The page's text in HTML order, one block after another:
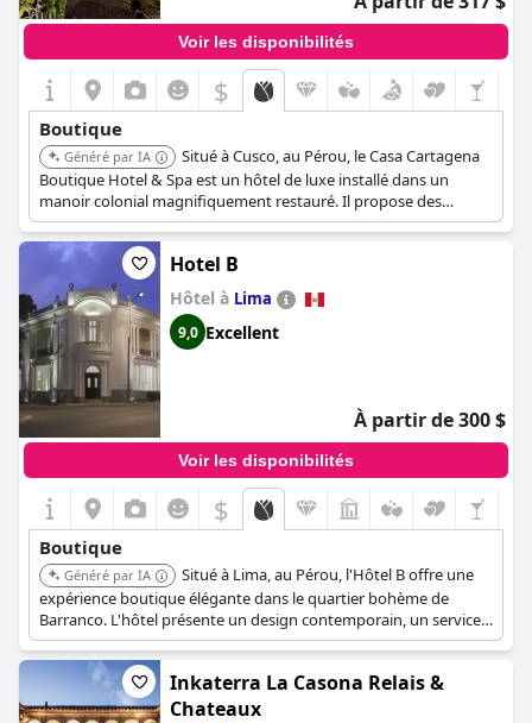
Voir les disponibilités
$
Boutique
Généré par IA
Situé à Cusco, au Pérou, le Casa Cartagena
Boutique Hotel & Spa est un hôtel de luxe installé dans un
manoir colonial magnifiquement restauré. Il propose des
chambres élégamment décorées, une cour sereine et un spa à
service complet. L'hôtel offre un mélange de charme historique
et de confort moderne.Hotel B
Hôtel à Lima
9,0 Excellent
À partir de 300 $
Voir les disponibilités
$
Boutique
Généré par IA
Situé à Lima, au Pérou, l'Hôtel B offre une
expérience boutique élégante dans le quartier bohème de
Barranco. L'hôtel présente un design contemporain, un service
personnalisé et une collection d'art sélectionnée. Son mélange
d'art moderne et d'architecture historique crée une atmosphère
unique et inspirante.Inkaterra La Casona Relais &
Chateaux